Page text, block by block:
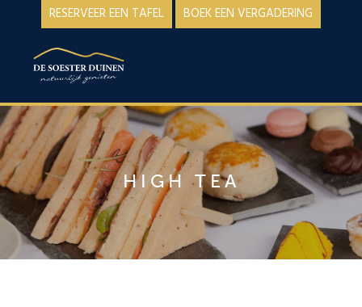
hoofdnavigatie
hoofd
RESERVEER EEN TAFEL BOEK EEN VERGADERING
HIGH TEA